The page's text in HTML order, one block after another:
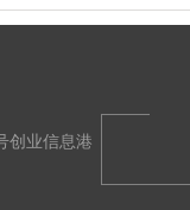
创业信息港